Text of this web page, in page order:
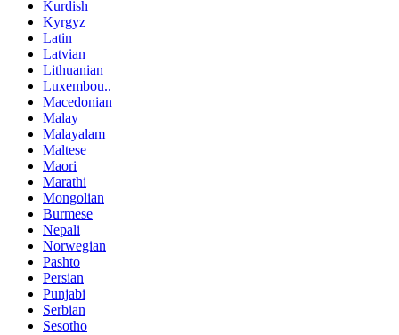
Kurdish
Kyrgyz
Latin
Latvian
Lithuanian
Luxembou..
Macedonian
Malay
Malayalam
Maltese
Maori
Marathi
Mongolian
Burmese
Nepali
Norwegian
Pashto
Persian
Punjabi
Serbian
Sesotho